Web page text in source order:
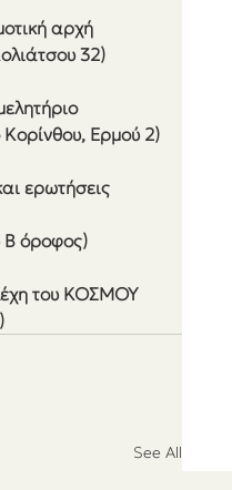
αρχή
32)
Κορίνθου, Ερμού 2)
ερωτήσεις
Β όροφος)
του ΚΟΣΜΟΥ
See All